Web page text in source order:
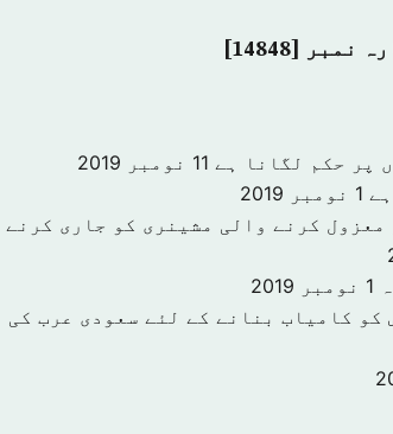
پر حکم لگانا ہے 11 نومبر 2019
1 نومبر 2019
کرنے والی مشینری کو جاری کرنے
1 نومبر 2019
اختتام اور جی 20 کانفرنس کو کامیاب بنانے کے لئے سعودی عرب کی